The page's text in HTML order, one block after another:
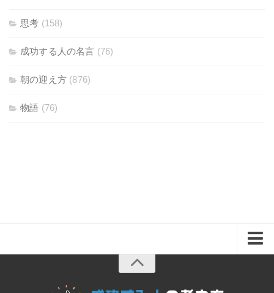
思考 (158)
成功する人の名言 (76)
朝の迎え方 (876)
物語 (76)